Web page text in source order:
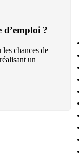
?
chances de
un